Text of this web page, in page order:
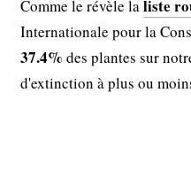
Comme le révèle laliste
Internationale pour la
37.4% des plantes sur
d'extinction à plus ou